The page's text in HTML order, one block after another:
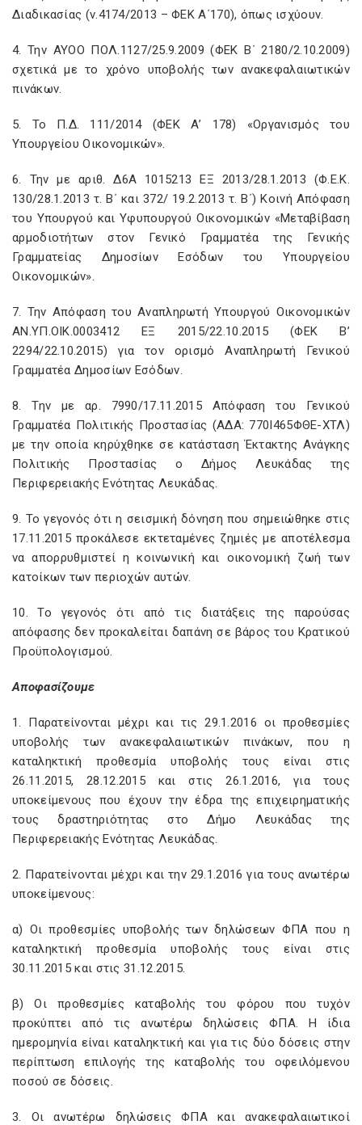
Διαδικασίας (ν.4174/2013 – ΦΕΚ Α΄170), όπως ισχύουν.
4. Την ΑΥΟΟ ΠΟΛ.1127/25.9.2009 (ΦΕΚ Β΄ 2180/2.10.2009)
σχετικά με το χρόνο υποβολής των ανακεφαλαιωτικών
πινάκων.
5. Το Π.Δ. 111/2014 (ΦΕΚ Α’ 178) «Οργανισμός του
Υπουργείου Οικονομικών».
6. Την με αριθ. Δ6Α 1015213 ΕΞ 2013/28.1.2013 (Φ.Ε.Κ.
130/28.1.2013 τ. Β΄ και 372/ 19.2.2013 τ. Β΄) Κοινή Απόφαση
του Υπουργού και Υφυπουργού Οικονομικών «Μεταβίβαση
αρμοδιοτήτων στον Γενικό Γραμματέα της Γενικής
Γραμματείας Δημοσίων Εσόδων του Υπουργείου
Οικονομικών».
7. Την Απόφαση του Αναπληρωτή Υπουργού Οικονομικών
ΑΝ.ΥΠ.ΟΙΚ.0003412 ΕΞ 2015/22.10.2015 (ΦΕΚ Β’
2294/22.10.2015) για τον ορισμό Αναπληρωτή Γενικού
Γραμματέα Δημοσίων Εσόδων.
8. Την με αρ. 7990/17.11.2015 Απόφαση του Γενικού
Γραμματέα Πολιτικής Προστασίας (ΑΔΑ: 770Ι465ΦΘΕ-ΧΤΛ)
με την οποία κηρύχθηκε σε κατάσταση Έκτακτης Ανάγκης
Πολιτικής Προστασίας ο Δήμος Λευκάδας της
Περιφερειακής Ενότητας Λευκάδας.
9. Το γεγονός ότι η σεισμική δόνηση που σημειώθηκε στις
17.11.2015 προκάλεσε εκτεταμένες ζημιές με αποτέλεσμα
να απορρυθμιστεί η κοινωνική και οικονομική ζωή των
κατοίκων των περιοχών αυτών.
10. Το γεγονός ότι από τις διατάξεις της παρούσας
απόφασης δεν προκαλείται δαπάνη σε βάρος του Κρατικού
Προϋπολογισμού.
Αποφασίζουμε
1. Παρατείνονται μέχρι και τις 29.1.2016 οι προθεσμίες
υποβολής των ανακεφαλαιωτικών πινάκων, που η
καταληκτική προθεσμία υποβολής τους είναι στις
26.11.2015, 28.12.2015 και στις 26.1.2016, για τους
υποκείμενους που έχουν την έδρα της επιχειρηματικής
τους δραστηριότητας στο Δήμο Λευκάδας της
Περιφερειακής Ενότητας Λευκάδας.
2. Παρατείνονται μέχρι και την 29.1.2016 για τους ανωτέρω
υποκείμενους:
α) Οι προθεσμίες υποβολής των δηλώσεων ΦΠΑ που η
καταληκτική προθεσμία υποβολής τους είναι στις
30.11.2015 και στις 31.12.2015.
β) Οι προθεσμίες καταβολής του φόρου που τυχόν
προκύπτει από τις ανωτέρω δηλώσεις ΦΠΑ. Η ίδια
ημερομηνία είναι καταληκτική και για τις δύο δόσεις στην
περίπτωση επιλογής της καταβολής του οφειλόμενου
ποσού σε δόσεις.
3. Οι ανωτέρω δηλώσεις ΦΠΑ και ανακεφαλαιωτικοί